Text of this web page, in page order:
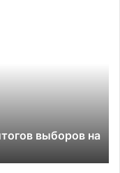
выборов на